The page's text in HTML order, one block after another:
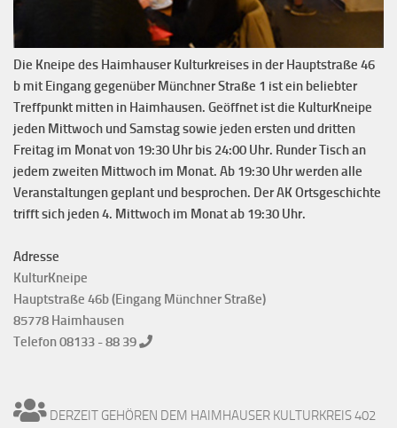
Die Kneipe des Haimhauser Kulturkreises in der Hauptstraße 46
b mit Eingang gegenüber Münchner Straße 1 ist ein beliebter
Treffpunkt mitten in Haimhausen. Geöffnet ist die KulturKneipe
jeden Mittwoch und Samstag sowie jeden ersten und dritten
Freitag im Monat von 19:30 Uhr bis 24:00 Uhr. Runder Tisch an
jedem zweiten Mittwoch im Monat. Ab 19:30 Uhr werden alle
Veranstaltungen geplant und besprochen. Der AK Ortsgeschichte
trifft sich jeden 4. Mittwoch im Monat ab 19:30 Uhr.
Adresse
KulturKneipe
Hauptstraße 46b (Eingang Münchner Straße)
85778 Haimhausen
Telefon 08133 - 88 39
DERZEIT GEHÖREN DEM HAIMHAUSER KULTURKREIS 402